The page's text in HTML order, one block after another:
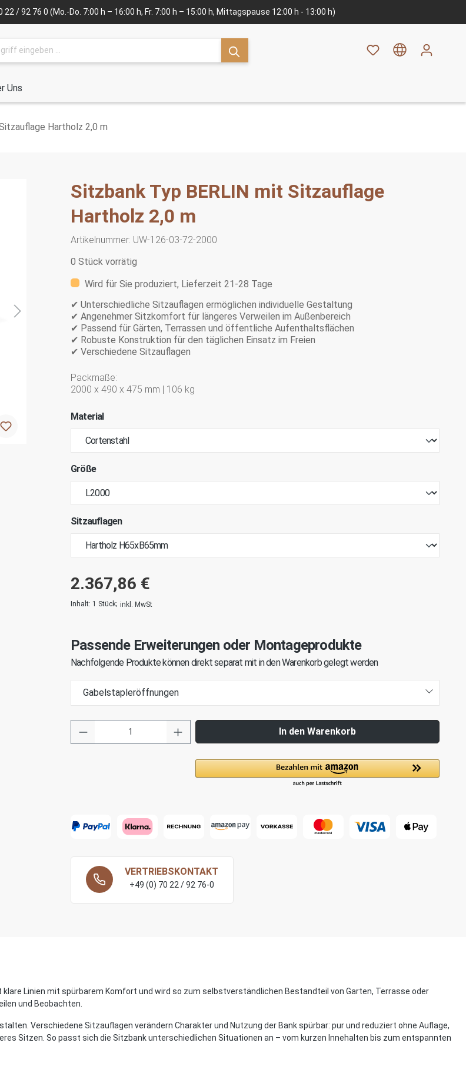
22 / 92 76 0 (Mo.-Do. 7:00 h – 16:00 h, Fr. 7:00 h – 15:00 h, Mittagspause 12:00 h - 13:00 h)
Uns
Hartholz 2,0 m
Sitzbank Typ BERLIN mit Sitzauflage
Hartholz 2,0 m
Artikelnummer: UW-126-03-72-2000
0 Stück vorrätig
Wird für Sie produziert, Lieferzeit 21-28 Tage
✔ Unterschiedliche Sitzauflagen ermöglichen individuelle Gestaltung
✔ Angenehmer Sitzkomfort für längeres Verweilen im Außenbereich
✔ Passend für Gärten, Terrassen und öffentliche Aufenthaltsflächen
✔ Robuste Konstruktion für den täglichen Einsatz im Freien
✔ Verschiedene Sitzauflagen
Packmaße:
2000 x 490 x 475 mm | 106 kg
Material
Größe
Sitzauflagen
2.367,86 €
Inhalt: 1 Stück; inkl. MwSt
Passende Erweiterungen oder Montageprodukte
Nachfolgende Produkte können direkt separat mit in den Warenkorb gelegt werden
Gabelstapleröffnungen
In den Warenkorb
VERTRIEBSKONTAKT
+49 (0) 70 22 / 92 76-0
Linien mit spürbarem Komfort und wird so zum selbstverständlichen Bestandteil von Garten, Terrasse oder
und Beobachten.
Verschiedene Sitzauflagen verändern Charakter und Nutzung der Bank spürbar: pur und reduziert ohne Auflage,
Sitzen. So passt sich die Sitzbank unterschiedlichen Situationen an – vom kurzen Innehalten bis zum entspannten